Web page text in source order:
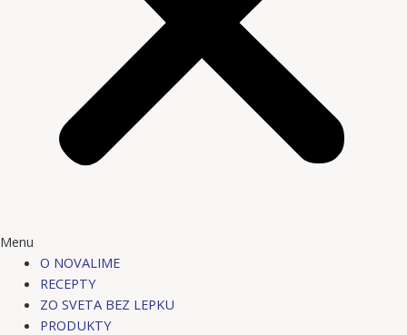
Menu
O NOVALIME
RECEPTY
ZO SVETA BEZ LEPKU
PRODUKTY